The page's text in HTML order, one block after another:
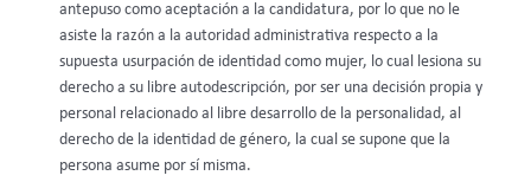
antepuso como aceptación a la candidatura, por lo que no le
asiste la razón a la autoridad administrativa respecto a la
supuesta usurpación de identidad como mujer, lo cual lesiona su
derecho a su libre autodescripción, por ser una decisión propia y
personal relacionado al libre desarrollo de la personalidad, al
derecho de la identidad de género, la cual se supone que la
persona asume por sí misma.